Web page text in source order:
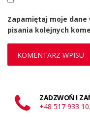
Zapamiętaj moje
pisania kolejnych
ZADZWOŃ I
+48 517 933